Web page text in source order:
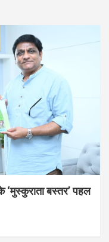
‘मुस्कुराता बस्तर’ पहल